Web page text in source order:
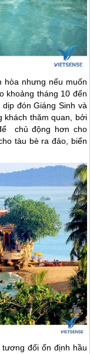
hòa nhưng nếu muốn
khoảng tháng 10 đến
đón Giáng Sinh và
khách thăm quan, bởi
chủ động hơn cho
tàu bè ra đảo, biển
đối ổn định hầu